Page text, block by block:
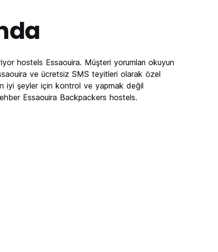
hostels Essaouira. Müşteri yorumları okuyun
ve ücretsiz SMS teyitleri olarak özel
iyi şeyler için kontrol ve yapmak değil
Essaouira Backpackers hostels.